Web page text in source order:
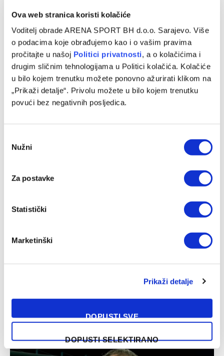
Ova web stranica koristi kolačiće
Voditelj obrade ARENA SPORT BH d.o.o. Sarajevo. Više
o podacima koje obrađujemo kao i o vašim pravima
pročitajte u našoj Politici privatnosti, a o kolačićima i
drugim sličnim tehnologijama u Politici kolačića. Kolačiće
u bilo kojem trenutku možete ponovno ažurirati klikom na
„Prikaži detalje“. Privolu možete u bilo kojem trenutku
povući bez negativnih posljedica.
Selection
Nužni
Za postavke
Statistički
Marketinški
Prikaži detalje
DOPUSTI SVE
DOPUSTI SELEKTIRANO
VIJESTI
Milošević: Pokušali smo da se odbranimo, ali
nismo uspjeli u tome
08/03/2025
Igman je u 21. kolu WWin lige Bosne i Hercegovine poražen
od Zrinjskog rezultatom 0:3. Od 17. minuti tim iz…
Milošević i Ivanković odredili početne postave za
meč u Konjicu
Zrinjski.…